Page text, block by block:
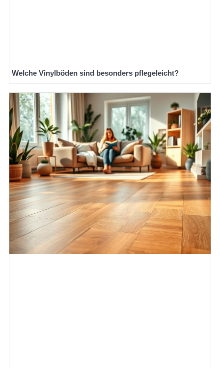
Welche Vinylböden sind besonders pflegeleicht?